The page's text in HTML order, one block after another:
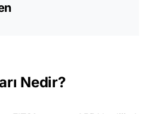
Nedir?